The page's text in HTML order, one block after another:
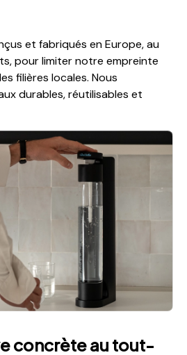
et fabriqués en Europe, au
pour limiter notre empreinte
filières locales. Nous
durables, réutilisables et
concrète au tout-